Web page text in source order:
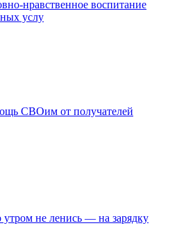
нравственное воспитание
услу
СВОим от получателей
утром не ленись — на зарядку